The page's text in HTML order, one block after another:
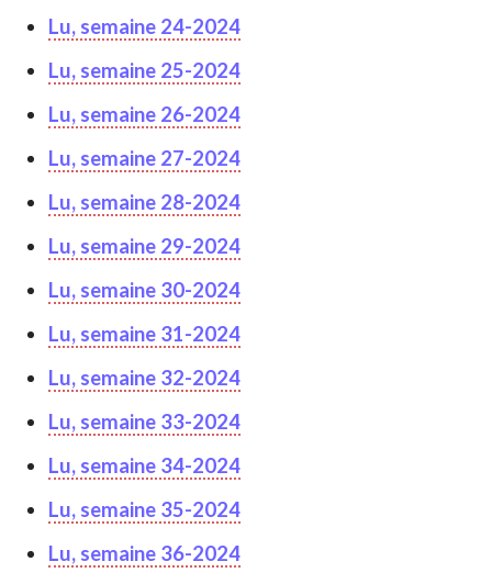
Lu, semaine 24-2024
Lu, semaine 25-2024
Lu, semaine 26-2024
Lu, semaine 27-2024
Lu, semaine 28-2024
Lu, semaine 29-2024
Lu, semaine 30-2024
Lu, semaine 31-2024
Lu, semaine 32-2024
Lu, semaine 33-2024
Lu, semaine 34-2024
Lu, semaine 35-2024
Lu, semaine 36-2024